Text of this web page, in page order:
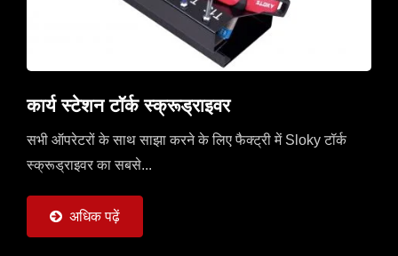
कार्य स्टेशन टॉर्क स्क्रूड्राइवर
सभी ऑपरेटरों के साथ साझा करने के लिए फैक्ट्री में Sloky टॉर्क
स्क्रूड्राइवर का सबसे...
अधिक पढ़ें